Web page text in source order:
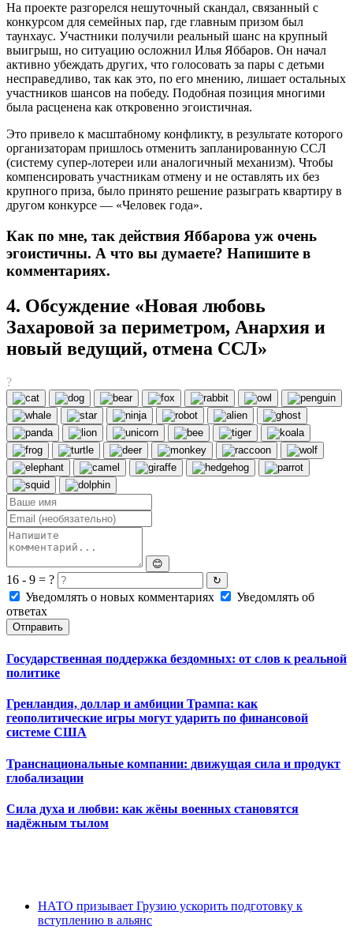
На проекте разгорелся нешуточный скандал, связанный с
конкурсом для семейных пар, где главным призом был
таунхаус. Участники получили реальный шанс на крупный
выигрыш, но ситуацию осложнил Илья Яббаров. Он начал
активно убеждать других, что голосовать за пары с детьми
несправедливо, так как это, по его мнению, лишает остальных
участников шансов на победу. Подобная позиция многими
была расценена как откровенно эгоистичная.
Это привело к масштабному конфликту, в результате которого
организаторам пришлось отменить запланированную ССЛ
(систему супер-лотереи или аналогичный механизм). Чтобы
компенсировать участникам отмену и не оставлять их без
крупного приза, было принято решение разыграть квартиру в
другом конкурсе — «Человек года».
Как по мне, так действия Яббарова уж очень
эгоистичны. А что вы думаете? Напишите в
комментариях.
4. Обсуждение «Новая любовь
Захаровой за периметром, Анархия и
новый ведущий, отмена ССЛ»
?
😊
16 - 9 = ? ↻
Уведомлять о новых комментариях
Уведомлять об
ответах
Отправить
Государственная поддержка бездомных: от слов к реальной
политике
Гренландия, доллар и амбиции Трампа: как
геополитические игры могут ударить по финансовой
системе США
Транснациональные компании: движущая сила и продукт
глобализации
Сила духа и любви: как жёны военных становятся
надёжным тылом
НАТО призывает Грузию ускорить подготовку к
вступлению в альянс